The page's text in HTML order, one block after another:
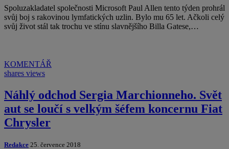
Spoluzakladatel společnosti Microsoft Paul Allen tento týden prohrál
svůj boj s rakovinou lymfatických uzlin. Bylo mu 65 let. Ačkoli celý
svůj život stál tak trochu ve stínu slavnějšího Billa Gatese,…
KOMENTÁŘ
shares views
Náhlý odchod Sergia Marchionneho. Svět
aut se loučí s velkým šéfem koncernu Fiat
Chrysler
Redakce 25. července 2018